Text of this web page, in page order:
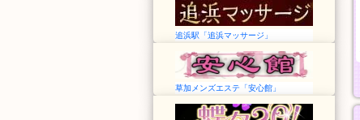
追浜駅「追浜マッサージ」
草加メンズエステ「安心館」